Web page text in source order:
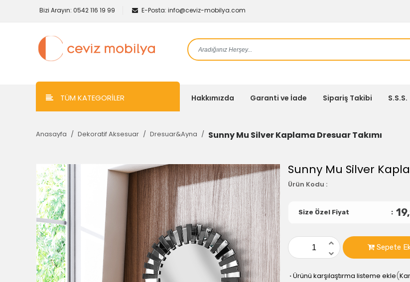
Bizi Arayın: 0542 116 19 99 E-Posta: info@ceviz-mobilya.com
TÜM KATEGORİLER Hakkımızda Garanti ve İade Sipariş Takibi S.S.S.
Anasayfa Dekoratif Aksesuar Dresuar&Ayna Sunny Mu Silver Kaplama Dresuar Takımı
Sunny Mu Silver
Ürün Kodu :
Size Özel Fiyat
Sepete
·Ürünü karşılaştırma listeme ekle(